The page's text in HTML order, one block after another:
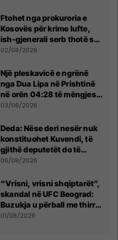
Ftohet nga prokuroria e
Kosovës për krime lufte,
ish-gjenerali serb thotë se
dikush e tradhtoi në
02/08/2026
Një pleskavicë e ngrënë
nga Dua Lipa në Prishtinë
në orën 04:28 të mëngjesit
- dhe bota digjitale serbe
03/08/2026
Deda: Nëse deri nesër nuk
konstituohet Kuvendi, të
gjithë deputetët do të
bëjnë shkelje të rëndë
06/08/2026
“Vrisni, vrisni shqiptarët”,
skandal në UFC Beograd:
Buzukja u përball me thirrje
anti-shqiptare nga
01/08/2026